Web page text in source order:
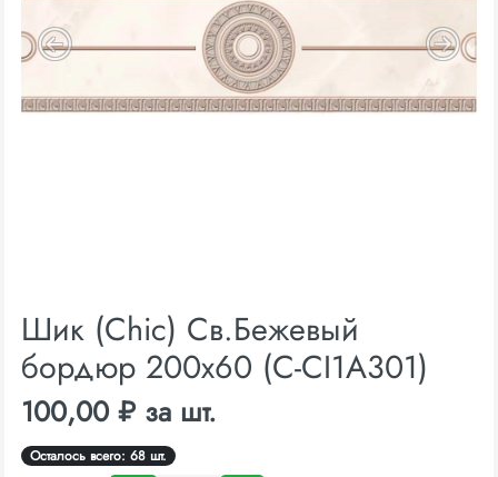
Шик (Chic) Св.Бежевый
бордюр 200х60 (C-CI1А301)
100,00 ₽ за шт.
Осталось всего: 68 шт.